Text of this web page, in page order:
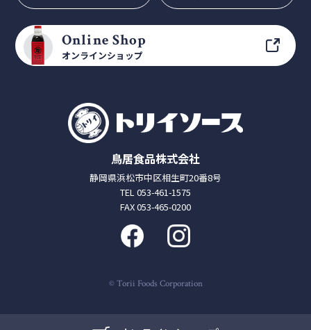
Online Shop
オンラインショップ
鳥居食品株式会社
静岡県浜松市中区相生町20番8号
TEL 053-461-1575
FAX 053-465-0200
© Torii Foods Corporation